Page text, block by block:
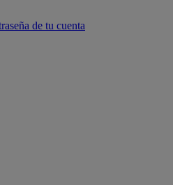
de tu cuenta